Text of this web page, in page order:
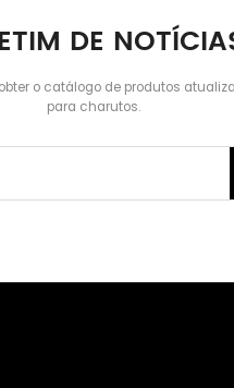
DE
o catálogo de produtos
para charutos.